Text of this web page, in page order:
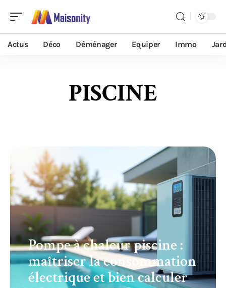
Actus Déco Déménager Equiper Immo
PISCINE
Pompe à chaleur piscine :
maîtriser la consommation
électrique et bien calculer